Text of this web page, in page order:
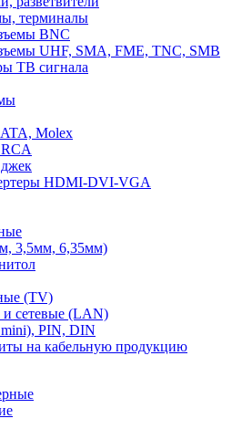
терминалы
BNC
UHF, SMA, FME, TNC, SMB
ТВ сигнала
Molex
HDMI-DVI-VGA
3,5мм, 6,35мм)
(TV)
сетевые (LAN)
PIN, DIN
на кабельную продукцию